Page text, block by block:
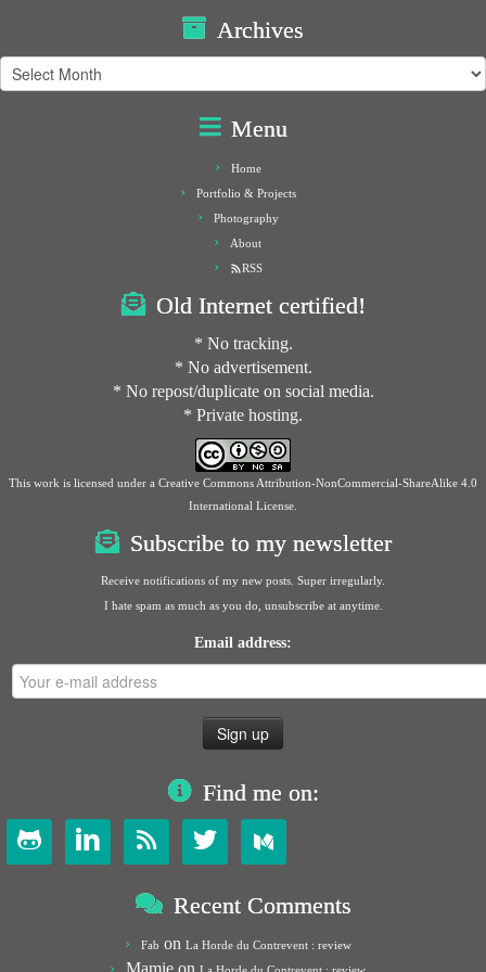
Archives
Archives
Menu
Home
Portfolio & Projects
Photography
About
RSS
Old Internet certified!
* No tracking.
* No advertisement.
* No repost/duplicate on social media.
* Private hosting.
This work is licensed under a Creative Commons Attribution-NonCommercial-ShareAlike 4.0
International License
Subscribe to my newsletter
Receive notifications of my new posts. Super irregularly.
I hate spam as much as you do, unsubscribe at anytime.
Email address:
Find me on:
   
Recent Comments
Fab on La Horde du Contrevent : review
Mamie on